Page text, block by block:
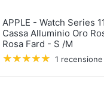
APPLE - Watch Series
Cassa Alluminio Oro
Rosa Fard - S /M
1 recensione